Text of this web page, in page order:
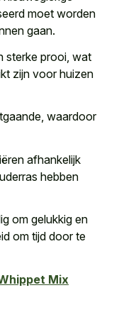
moet worden
gaan.
sterke prooi, wat
zijn voor huizen
waardoor
afhankelijk
hebben
om gelukkig en
om tijd door te
Mix